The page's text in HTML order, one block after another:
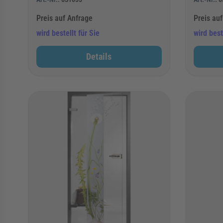
Preis auf Anfrage
wird bestellt für Sie
Details
Preis
wird